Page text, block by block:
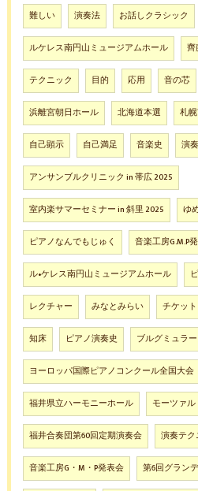
難しい 演奏法 お話しクラシック
ルケレス南円山ミュージアムホール 齊
テクニック 目的 応用 音の芯
浜離宮朝日ホール 北海道本選 札
自己顕示 自己満足 音楽史 演
アンサンブルクリニック in 帯広 2025
室内楽サマーセミナー in 斜里 2025 ゆ
ピアノなんでもじゅく 音楽工房G.M.P
ル•ケレス南円山ミュージアムホール
レクチャー みなとみらい チケット
知床 ピアノ演奏史 ブルグミュラ
ヨーロッパ国際ピアノコンクール全国大会
福井県立ハーモニーホール モーツァ
福井合奏団第60回定期演奏会 演奏テク
音楽工房G・M・P発表会 第6回グラン